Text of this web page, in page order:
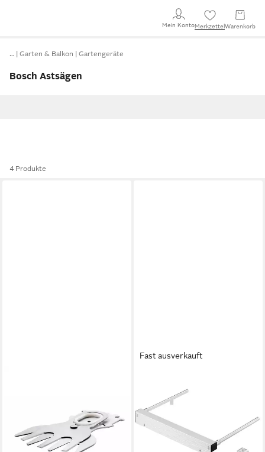
Mein KontoMerkzettel Warenkorb
… Garten & Balkon Gartengeräte
Bosch Astsägen
4 Produkte
F016800588 F016800588
Grasschere-Ersatzmesser
24,13 €
Fast ausverkauft
Bügelsäge Parallelanschlag
1600Z0000X
53,98 €
-28%
lieferbar - in 2-3 Werktagen bei dir